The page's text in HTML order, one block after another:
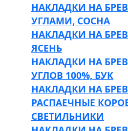
НАКЛАДКИ НА
УГЛАМИ, СОСНА
НАКЛАДКИ НА
ЯСЕНЬ
НАКЛАДКИ НА
УГЛОВ 100%, БУК
НАКЛАДКИ НА
РАСПАЕЧНЫЕ
СВЕТИЛЬНИКИ